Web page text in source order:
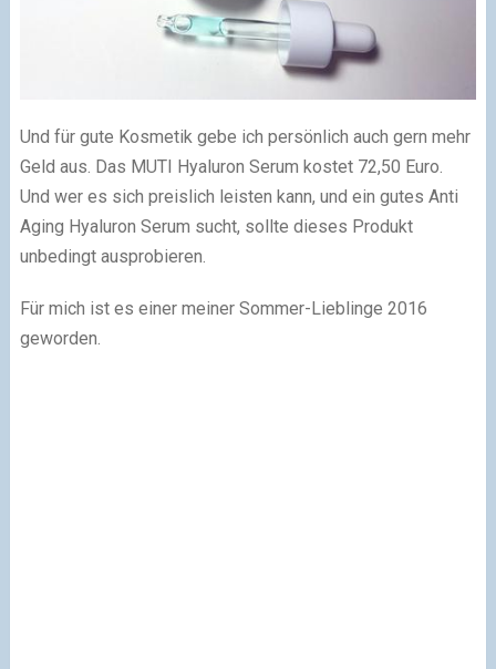
Und für gute Kosmetik gebe ich persönlich auch gern mehr
Geld aus. Das MUTI Hyaluron Serum kostet 72,50 Euro.
Und wer es sich preislich leisten kann, und ein gutes Anti
Aging Hyaluron Serum sucht, sollte dieses Produkt
unbedingt ausprobieren.
Für mich ist es einer meiner Sommer-Lieblinge 2016
geworden.